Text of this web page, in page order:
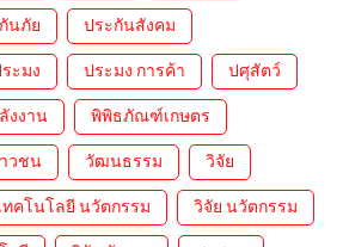
นภัย ประกันสังคม
ะมง ประมง การค้า ปศุสัตว์
งงาน พิพิธภัณฑ์เกษตร
าวชน วัฒนธรรม วิจัย
ทคโนโลยี นวัตกรรม วิจัย นวัตกรรม